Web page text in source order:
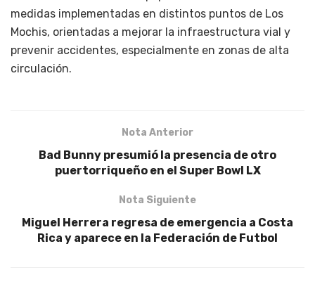
medidas implementadas en distintos puntos de Los
Mochis, orientadas a mejorar la infraestructura vial y
prevenir accidentes, especialmente en zonas de alta
circulación.
Nota Anterior
Bad Bunny presumió la presencia de otro
puertorriqueño en el Super Bowl LX
Nota Siguiente
Miguel Herrera regresa de emergencia a Costa
Rica y aparece en la Federación de Futbol